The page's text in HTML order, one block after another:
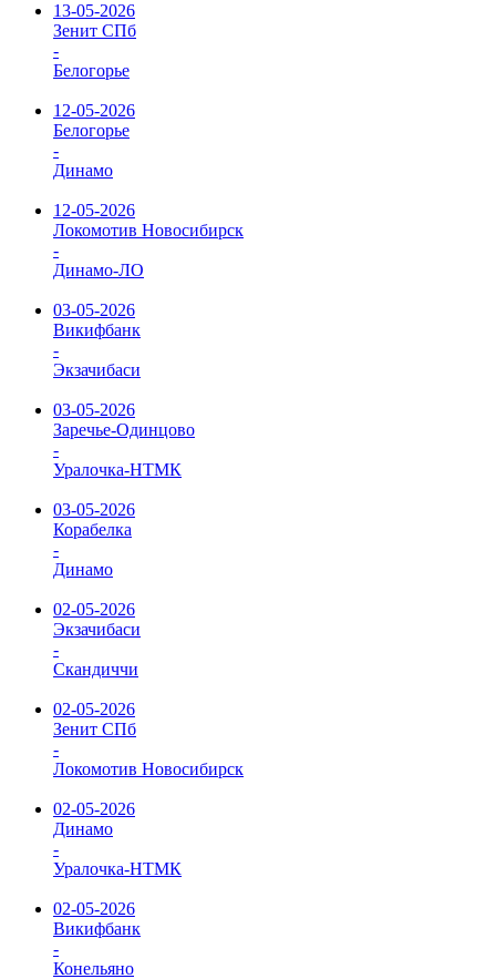
13-05-2026
Зенит СПб
-
Белогорье
12-05-2026
Белогорье
-
Динамо
12-05-2026
Локомотив Новосибирск
-
Динамо-ЛО
03-05-2026
Викифбанк
-
Экзачибаси
03-05-2026
Заречье-Одинцово
-
Уралочка-НТМК
03-05-2026
Корабелка
-
Динамо
02-05-2026
Экзачибаси
-
Скандиччи
02-05-2026
Зенит СПб
-
Локомотив Новосибирск
02-05-2026
Динамо
-
Уралочка-НТМК
02-05-2026
Викифбанк
-
Конельяно